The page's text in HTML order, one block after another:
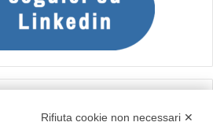
Rifiuta cookie non necessari ✕